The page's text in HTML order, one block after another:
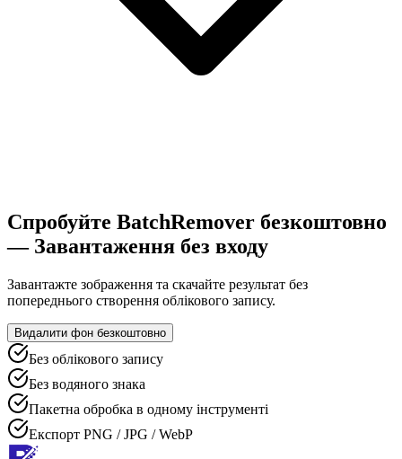
Спробуйте BatchRemover безкоштовно
— Завантаження без входу
Завантажте зображення та скачайте результат без
попереднього створення облікового запису.
Видалити фон безкоштовно
Без облікового запису
Без водяного знака
Пакетна обробка в одному інструменті
Експорт PNG / JPG / WebP